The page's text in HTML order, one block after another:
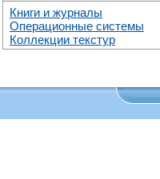
Книги и журналы
Операционные системы
Коллекции текстур